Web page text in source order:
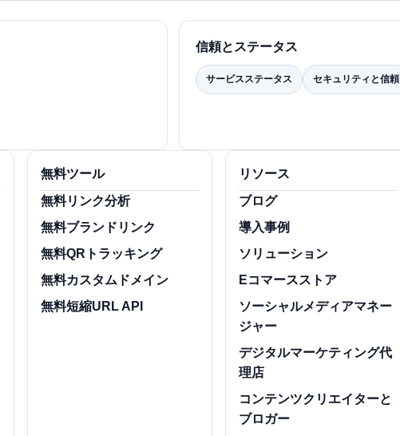
信頼とステータス
サービスステータス セキュリティと信頼
無料ツール
無料リンク分析
無料ブランドリンク
無料QRトラッキング
無料カスタムドメイン
無料短縮URL API
リソース
ブログ
導入事例
ソリューション
Eコマースストア
ソーシャルメディアマネー
ジャー
デジタルマーケティング代
理店
コンテンツクリエイターと
ブロガー